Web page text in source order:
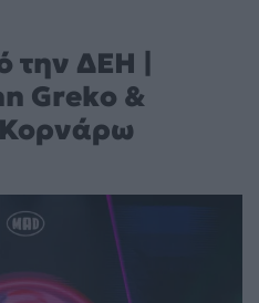
την ΔΕΗ |
Greko &
Κορνάρω